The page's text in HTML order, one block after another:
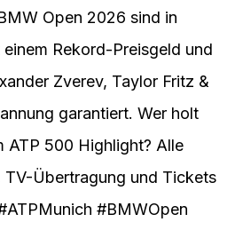
Open 2026 sind in
Rekord-Preisgeld und
Zverev, Taylor Fritz &
garantiert. Wer holt
ATP 500 Highlight? Alle
TV-Übertragung und Tickets
#BMWOpen